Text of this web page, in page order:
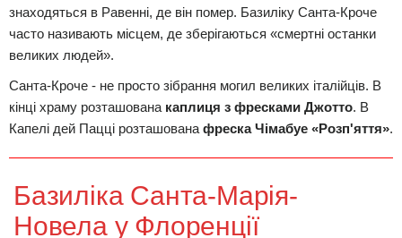
знаходяться в Равенні, де він помер. Базиліку Санта-Кроче
часто називають місцем, де зберігаються «смертні останки
великих людей».
Санта-Кроче - не просто зібрання могил великих італійців. В
кінці храму розташована каплиця з фресками Джотто. В
Капелі дей Пацці розташована фреска Чімабуе «Розп'яття».
Базиліка Санта-Марія-
Новела у Флоренції